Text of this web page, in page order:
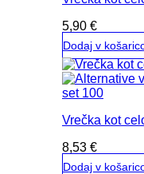
5,90 €
Dodaj v
Vrečka kot
8,53 €
Dodaj v